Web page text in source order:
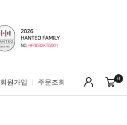
회원가입 주문조회 0